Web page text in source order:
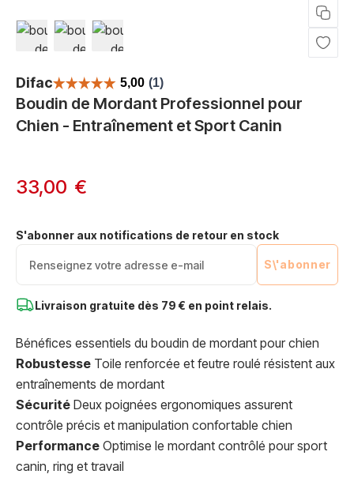
Boudin de Mordant Professionnel pour
Chien - Entraînement et Sport Canin
Difac
View larger image
View larger image
View larger image
33,00 €
S'abonner aux notifications de retour en stock
S\'abonner
Livraison gratuite dès 79 € en point relais.
Bénéfices essentiels du boudin de mordant pour chien
Robustesse Toile renforcée et feutre roulé résistent aux
entraînements de mordant
Sécurité Deux poignées ergonomiques assurent
contrôle précis et manipulation confortable chien
Performance Optimise le mordant contrôlé pour sport
canin, ring et travail